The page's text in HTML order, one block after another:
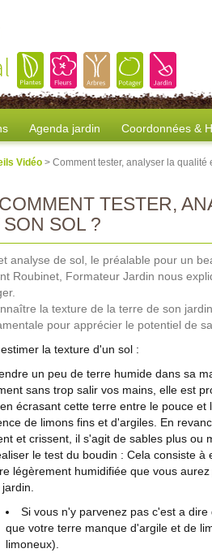
Agenda jardin Coordonnées &
Vidéo > Comment tester, analyser la qualité
COMMENT TESTER,
SON SOL ?
analyse de sol, le préalable pour un
Roubinet, Formateur Jardin nous
la texture de la terre de son
pour apprécier le potentiel de
la texture d'un sol :
un peu de terre humide dans sa
sans trop salir vos mains, elle est
écrasant cette terre entre le pouce
de limons fins et d'argiles. En
et crissent, il s'agit de sables plus ou
le test du boudin : Cela consiste
légèrement humidifiée que vous
Si vous n'y parvenez pas c'est a
que votre terre manque d'argile et de
limoneux).